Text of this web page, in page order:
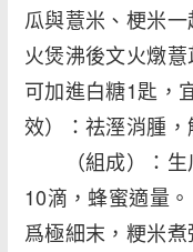
瓜與薏米、梗米
火煲沸後文火燉
可加進白糖1匙
效）：祛溼消腫
（組成）：生
10滴，蜂蜜適
爲極細末，粳米